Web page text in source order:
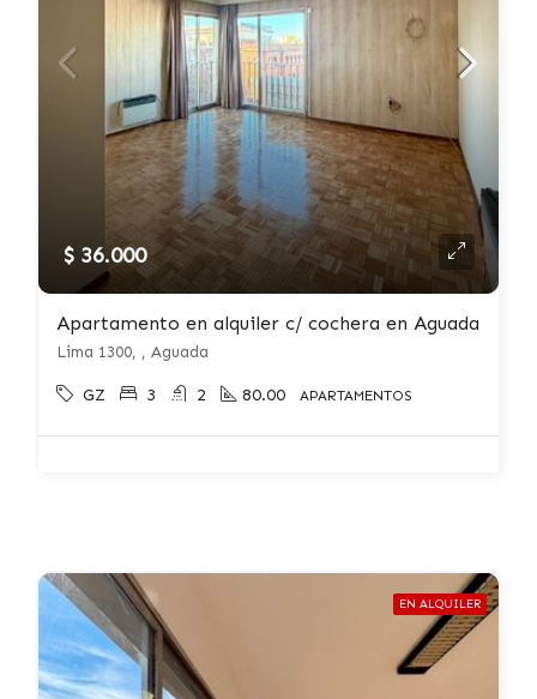
$ 36.000
Apartamento en alquiler c/ cochera en Aguada
Lima 1300, , Aguada
GZ 3 2 80.00 APARTAMENTOS
EN ALQUILER